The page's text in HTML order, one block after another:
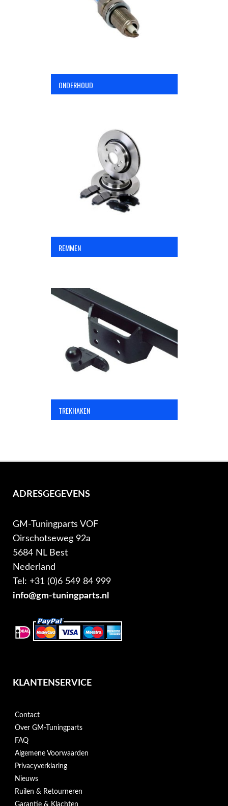
ONDERHOUD
REMMEN
TREKHAKEN
ADRESGEGEVENS
GM-Tuningparts VOF
Oirschotseweg 92a
5684 NL Best
Nederland
Tel: +31 (0)6 549 84 999
info@gm-tuningparts.nl
KLANTENSERVICE
Contact
Over GM-Tuningparts
FAQ
Algemene Voorwaarden
Privacyverklaring
Nieuws
Ruilen & Retourneren